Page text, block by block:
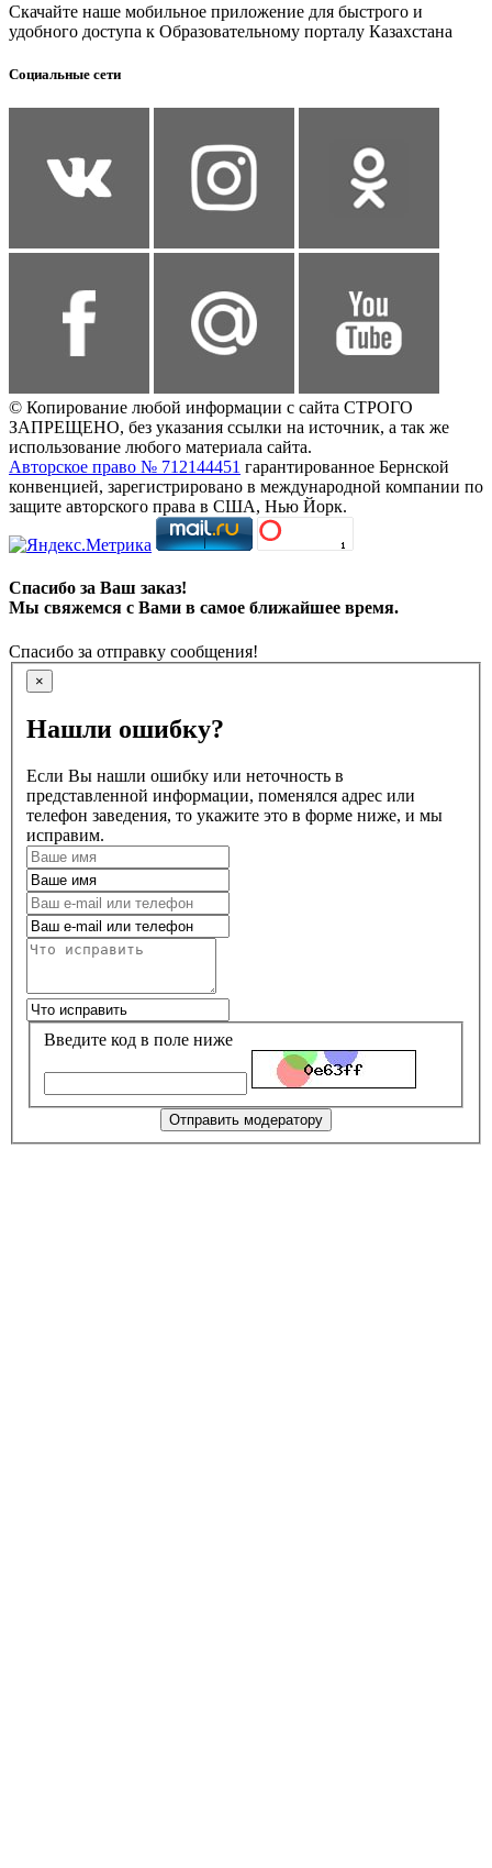
Скачайте наше мобильное приложение для быстрого и
удобного доступа к Образовательному порталу Казахстана
Социальные сети
© Копирование любой информации с сайта СТРОГО
ЗАПРЕЩЕНО, без указания ссылки на источник, а так же
использование любого материала сайта.
Авторское право № 712144451 гарантированное Бернской
конвенцией, зарегистрировано в международной компании по
защите авторского права в США, Нью Йорк.
Спасибо за Ваш заказ!
Мы свяжемся с Вами в самое ближайшее время.
Спасибо за отправку сообщения!
×
Нашли ошибку?
Если Вы нашли ошибку или неточность в
представленной информации, поменялся адрес или
телефон заведения, то укажите это в форме ниже, и мы
исправим.
Введите код в поле ниже
Отправить модератору